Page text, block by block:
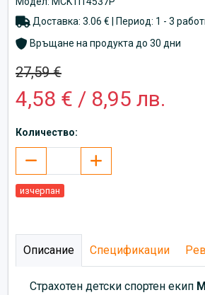
Доставка: 3.06 € | Период: 1 - 3
Връщане на продукта до 30 дни
27,59 €
4,58 € / 8,95 лв.
Количество:
изчерпан
Описание Спецификации
Страхотен детски спортен екип